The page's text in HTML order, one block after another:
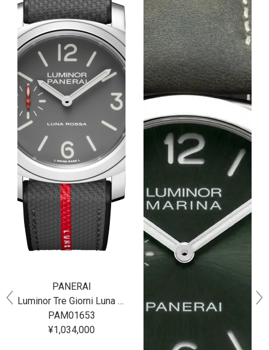
PANERAI
Luminor Tre Giorni Luna Rossa 44MM
PAM01653
¥1,034,000